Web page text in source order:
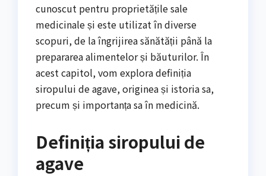
cunoscut pentru proprietățile sale
medicinale și este utilizat în diverse
scopuri, de la îngrijirea sănătății până la
prepararea alimentelor și băuturilor. În
acest capitol, vom explora definiția
siropului de agave, originea și istoria sa,
precum și importanța sa în medicină.
Definiția siropului de
agave